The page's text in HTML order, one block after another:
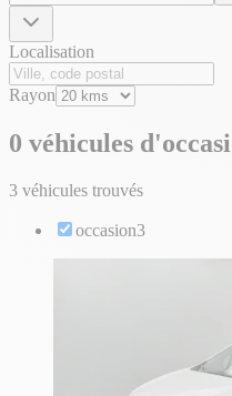
Localisation
Rayon
0 véhicules
3 véhicules trouvés
occasion3